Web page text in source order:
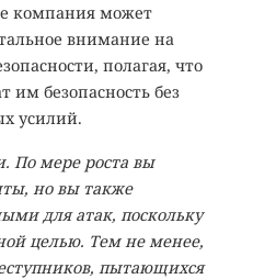
компания может
внимание на
полагая, что
им безопасность без
усилий.
По мере роста вы
но вы также
для атак, поскольку
целью. Тем не менее,
пытающихся